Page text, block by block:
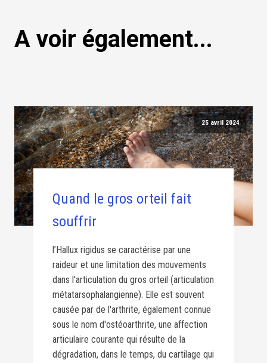
A voir également...
25 avril 2024
Quand le gros orteil fait
souffrir
l’Hallux rigidus se caractérise par une
raideur et une limitation des mouvements
dans l'articulation du gros orteil (articulation
métatarsophalangienne). Elle est souvent
causée par de l'arthrite, également connue
sous le nom d'ostéoarthrite, une affection
articulaire courante qui résulte de la
dégradation, dans le temps, du cartilage qui